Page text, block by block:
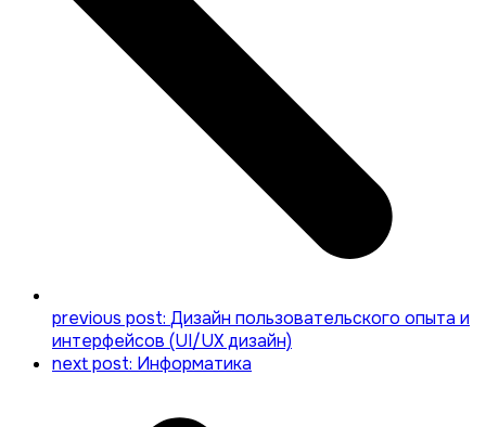
previous post: Дизайн пользовательского опыта и
интерфейсов (UI/UX дизайн)
next post: Информатика